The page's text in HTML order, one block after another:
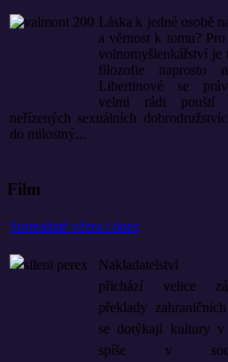
Láska k jedné osobě
a věrnost k tomu?
volnomyšlenkářství je
filozofie naprosto
Libertinové se
velmi rádi pouští
neřízených sexuálních
do milostný...
Film
Surrealisté včera i dnes
Nakladatelství
přichází velice
překlady
se dotýkají kultury
spíše v